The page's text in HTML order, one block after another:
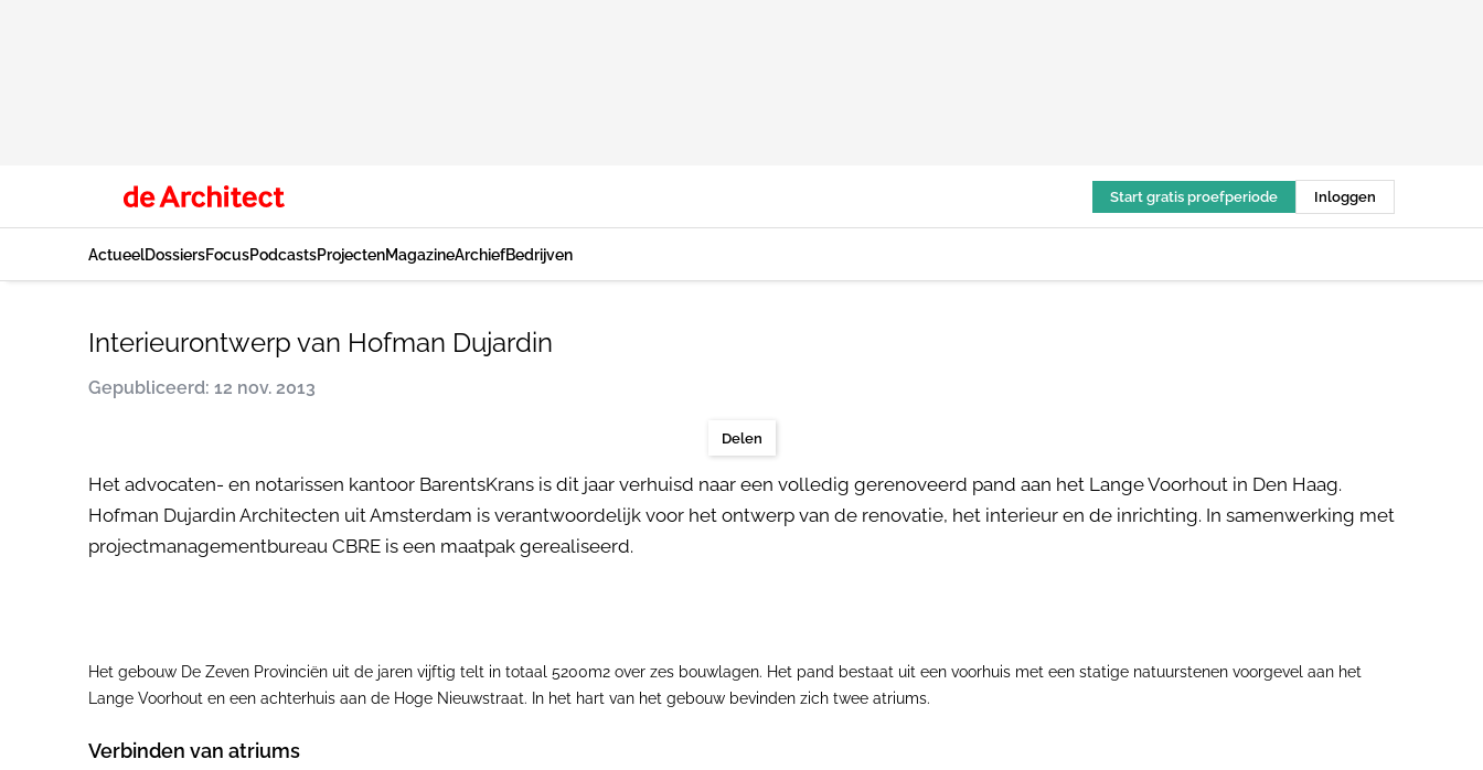
Start gratis proefperiode Inloggen
ActueelDossiersFocusPodcastsProjectenMagazineArchiefBedrijven
Interieurontwerp van Hofman Dujardin
Gepubliceerd: 12 nov. 2013
Delen
Het advocaten- en notarissen kantoor BarentsKrans is dit jaar verhuisd naar een volledig gerenoveerd pand aan het Lange Voorhout in Den Haag.
Hofman Dujardin Architecten uit Amsterdam is verantwoordelijk voor het ontwerp van de renovatie, het interieur en de inrichting. In samenwerking met
projectmanagementbureau CBRE is een maatpak gerealiseerd.
Het gebouw De Zeven Provinciën uit de jaren vijftig telt in totaal 5200m2 over zes bouwlagen. Het pand bestaat uit een voorhuis met een statige natuurstenen voorgevel aan het
Lange Voorhout en een achterhuis aan de Hoge Nieuwstraat. In het hart van het gebouw bevinden zich twee atriums.
Verbinden van atriums